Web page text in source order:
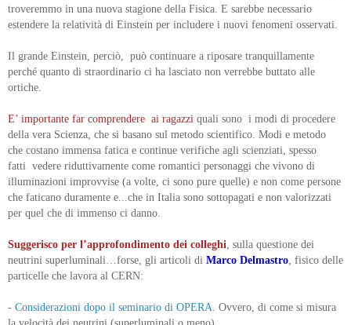
troveremmo in una nuova stagione della Fisica. E sarebbe necessario
estendere la relatività di Einstein per includere i nuovi fenomeni osservati.
Il grande Einstein, perciò, può continuare a riposare tranquillamente
perché quanto di straordinario ci ha lasciato non verrebbe buttato alle
ortiche.
E’ importante far comprendere ai ragazzi quali sono i modi di procedere
della vera Scienza, che si basano sul metodo scientifico. Modi e metodo
che costano immensa fatica e continue verifiche agli scienziati, spesso
fatti vedere riduttivamente come romantici personaggi che vivono di
illuminazioni improvvise (a volte, ci sono pure quelle) e non come persone
che faticano duramente e...che in Italia sono sottopagati e non valorizzati
per quel che di immenso ci danno.
Suggerisco per l’approfondimento dei colleghi , sulla questione dei
neutrini superluminali…forse, gli articoli di Marco Delmastro , fisico delle
particelle che lavora al CERN:
- Considerazioni dopo il seminario di OPERA . Ovvero, di come si misura